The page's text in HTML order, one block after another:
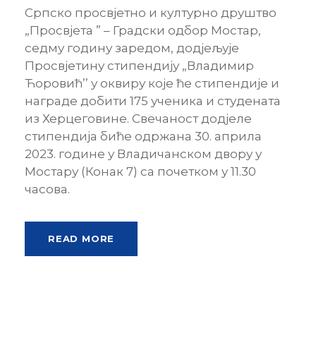
Српско просвјетно и културно друштво
„Просвјета ” – Градски одбор Мостар,
седму годину заредом, додјељује
Просвјетину стипендију „Владимир
Ћоровић’’ у оквиру које ће стипендије и
награде добити 175 ученика и студената
из Херцеговине. Свечаност додјеле
стипендија биће одржана 30. априла
2023. године у Владичанском двору у
Мостару (Конак 7) са почетком у 11.30
часова.
READ MORE